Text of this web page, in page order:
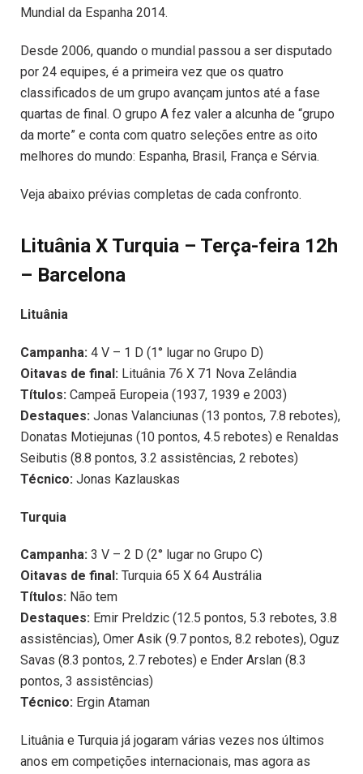
Mundial da Espanha 2014.
Desde 2006, quando o mundial passou a ser disputado
por 24 equipes, é a primeira vez que os quatro
classificados de um grupo avançam juntos até a fase
quartas de final. O grupo A fez valer a alcunha de “grupo
da morte” e conta com quatro seleções entre as oito
melhores do mundo: Espanha, Brasil, França e Sérvia.
Veja abaixo prévias completas de cada confronto.
Lituânia X Turquia – Terça-feira 12h
– Barcelona
Lituânia
Campanha: 4 V – 1 D (1° lugar no Grupo D)
Oitavas de final: Lituânia 76 X 71 Nova Zelândia
Títulos: Campeã Europeia (1937, 1939 e 2003)
Destaques: Jonas Valanciunas (13 pontos, 7.8 rebotes),
Donatas Motiejunas (10 pontos, 4.5 rebotes) e Renaldas
Seibutis (8.8 pontos, 3.2 assistências, 2 rebotes)
Técnico: Jonas Kazlauskas
Turquia
Campanha: 3 V – 2 D (2° lugar no Grupo C)
Oitavas de final: Turquia 65 X 64 Austrália
Títulos: Não tem
Destaques: Emir Preldzic (12.5 pontos, 5.3 rebotes, 3.8
assistências), Omer Asik (9.7 pontos, 8.2 rebotes), Oguz
Savas (8.3 pontos, 2.7 rebotes) e Ender Arslan (8.3
pontos, 3 assistências)
Técnico: Ergin Ataman
Lituânia e Turquia já jogaram várias vezes nos últimos
anos em competições internacionais, mas agora as